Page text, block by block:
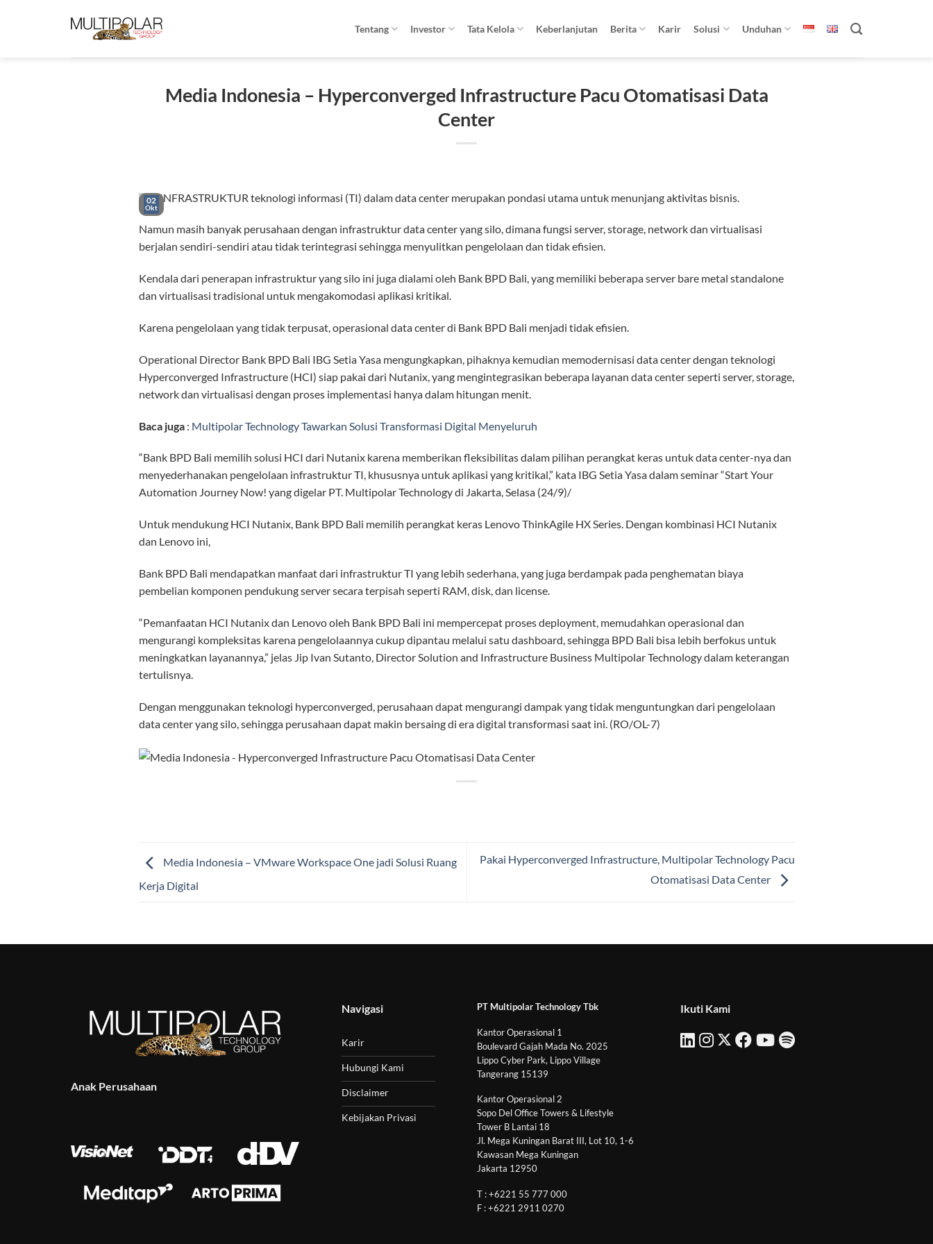
Tentang Investor Tata Kelola Keberlanjutan Berita Karir Solusi Unduhan
Media Indonesia – Hyperconverged Infrastructure Pacu Otomatisasi Data
Center
02
Okt
INFRASTRUKTUR teknologi informasi (TI) dalam data center merupakan pondasi utama untuk menunjang aktivitas bisnis.
Namun masih banyak perusahaan dengan infrastruktur data center yang silo, dimana fungsi server, storage, network dan virtualisasi
berjalan sendiri-sendiri atau tidak terintegrasi sehingga menyulitkan pengelolaan dan tidak efisien.
Kendala dari penerapan infrastruktur yang silo ini juga dialami oleh Bank BPD Bali, yang memiliki beberapa server bare metal standalone
dan virtualisasi tradisional untuk mengakomodasi aplikasi kritikal.
Karena pengelolaan yang tidak terpusat, operasional data center di Bank BPD Bali menjadi tidak efisien.
Operational Director Bank BPD Bali IBG Setia Yasa mengungkapkan, pihaknya kemudian memodernisasi data center dengan teknologi
Hyperconverged Infrastructure (HCI) siap pakai dari Nutanix, yang mengintegrasikan beberapa layanan data center seperti server, storage,
network dan virtualisasi dengan proses implementasi hanya dalam hitungan menit.
Baca juga : Multipolar Technology Tawarkan Solusi Transformasi Digital Menyeluruh
“Bank BPD Bali memilih solusi HCI dari Nutanix karena memberikan fleksibilitas dalam pilihan perangkat keras untuk data center-nya dan
menyederhanakan pengelolaan infrastruktur TI, khususnya untuk aplikasi yang kritikal,” kata IBG Setia Yasa dalam seminar “Start Your
Automation Journey Now! yang digelar PT. Multipolar Technology di Jakarta, Selasa (24/9)/
Untuk mendukung HCI Nutanix, Bank BPD Bali memilih perangkat keras Lenovo ThinkAgile HX Series. Dengan kombinasi HCI Nutanix
dan Lenovo ini,
Bank BPD Bali mendapatkan manfaat dari infrastruktur TI yang lebih sederhana, yang juga berdampak pada penghematan biaya
pembelian komponen pendukung server secara terpisah seperti RAM, disk, dan license.
“Pemanfaatan HCI Nutanix dan Lenovo oleh Bank BPD Bali ini mempercepat proses deployment, memudahkan operasional dan
mengurangi kompleksitas karena pengelolaannya cukup dipantau melalui satu dashboard, sehingga BPD Bali bisa lebih berfokus untuk
meningkatkan layanannya,” jelas Jip Ivan Sutanto, Director Solution and Infrastructure Business Multipolar Technology dalam keterangan
tertulisnya.
Dengan menggunakan teknologi hyperconverged, perusahaan dapat mengurangi dampak yang tidak menguntungkan dari pengelolaan
data center yang silo, sehingga perusahaan dapat makin bersaing di era digital transformasi saat ini. (RO/OL-7)
Media Indonesia – VMware Workspace One jadi Solusi Ruang
Kerja Digital
Pakai Hyperconverged Infrastructure, Multipolar Technology Pacu
Otomatisasi Data Center
Anak Perusahaan
Navigasi
Karir
Hubungi Kami
Disclaimer
Kebijakan Privasi
PT Multipolar Technology Tbk
Kantor Operasional 1
Boulevard Gajah Mada No. 2025
Lippo Cyber Park, Lippo Village
Tangerang 15139
Kantor Operasional 2
Sopo Del Office Towers & Lifestyle
Tower B Lantai 18
Jl. Mega Kuningan Barat III, Lot 10, 1-6
Kawasan Mega Kuningan
Jakarta 12950
T : +6221 55 777 000
F : +6221 2911 0270
Ikuti Kami